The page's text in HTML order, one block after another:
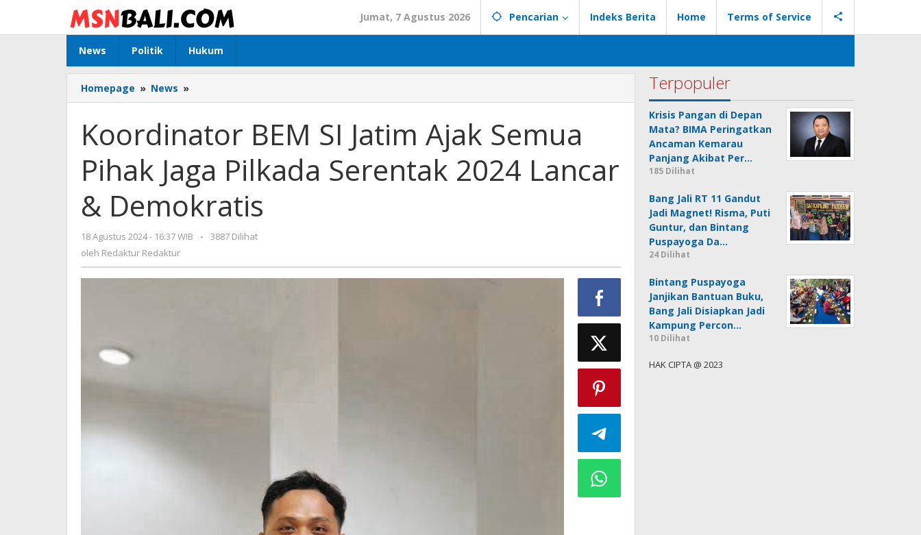
konten
Jumat, 7 Agustus 2026 Pencarian Indeks Berita Home Terms of Service
News Politik Hukum
Homepage » News »
BEM
Jatim
Ajak
Pihak
Jaga
Pilkada
Serentak
2024
Demokratis
Koordinator BEM SI Jatim Ajak Semua
Pihak Jaga Pilkada Serentak 2024 Lancar
& Demokratis
18 Agustus 2024 - 16:37 WIB
oleh
-
3887 Dilihat
oleh Redaktur Redaktur
Terpopuler
Krisis Pangan di Depan
Mata? BIMA Peringatkan
Ancaman Kemarau
Panjang Akibat Per…
185 Dilihat
Bang Jali RT 11 Gandut
Jadi Magnet! Risma, Puti
Guntur, dan Bintang
Puspayoga Da…
24 Dilihat
Bintang Puspayoga
Janjikan Bantuan Buku,
Bang Jali Disiapkan Jadi
Kampung Percon…
10 Dilihat
HAK CIPTA @ 2023